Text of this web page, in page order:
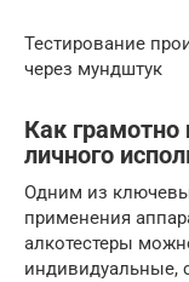
Тестирование
через мундштук
Как грамотно
личного
Одним из
применения
алкотестеры
индивидуальные,